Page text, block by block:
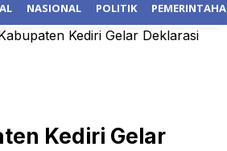
NASIONAL POLITIK
Kediri Gelar Deklarasi
Kediri Gelar